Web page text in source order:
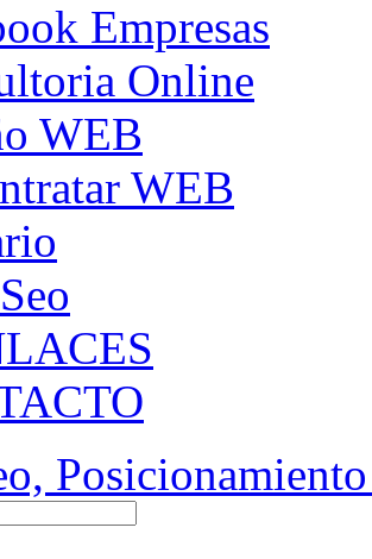
Empresas
Online
WEB
WEB